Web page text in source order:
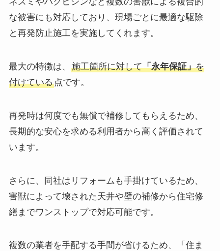
な被害にも対応しており、現場ごとに最適な駆除
と再発防止施工を実施してくれます。
最大の特徴は、 施工箇所に対して「永年保証」を
付けている点です。
再発時は何度でも無償で補修してもらえるため、
長期的な安心を求める利用者から高く評価されて
います。
さらに、同社はリフォームも手掛けているため、
害獣によって壊された天井や壁の補修から住宅修
繕までワンストップで対応可能です。
複数の業者を手配する手間が省けるため、「住ま